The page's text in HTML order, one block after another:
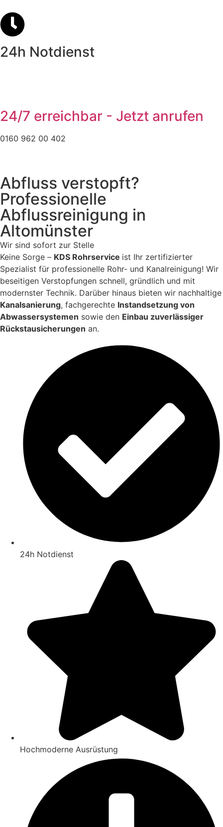
24h Notdienst
24/7 erreichbar - Jetzt anrufen
0160 962 00 402
Abfluss verstopft?
Professionelle
Abflussreinigung in
Altomünster
Wir sind sofort zur Stelle
Keine Sorge – KDS Rohrservice ist Ihr zertifizierter
Spezialist für professionelle Rohr- und Kanalreinigung! Wir
beseitigen Verstopfungen schnell, gründlich und mit
modernster Technik. Darüber hinaus bieten wir nachhaltige
Kanalsanierung, fachgerechte Instandsetzung von
Abwassersystemen sowie den Einbau zuverlässiger
Rückstausicherungen an.
24h Notdienst
Hochmoderne Ausrüstung